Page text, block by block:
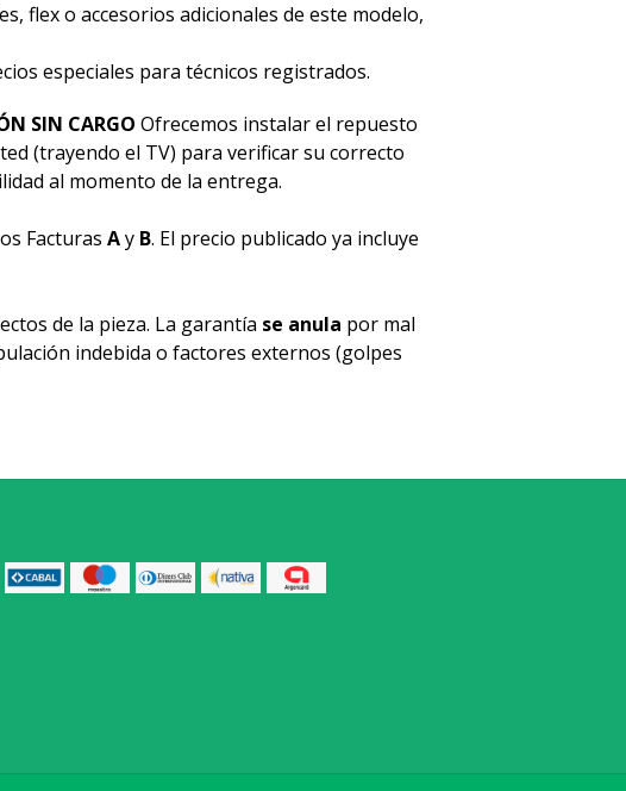
flex o accesorios adicionales de este modelo,
especiales para técnicos registrados.
SIN CARGO Ofrecemos instalar el repuesto
(trayendo el TV) para verificar su correcto
al momento de la entrega.
Facturas Ay B. El precio publicado ya incluye
de la pieza. La garantía se anula por mal
indebida o factores externos (golpes